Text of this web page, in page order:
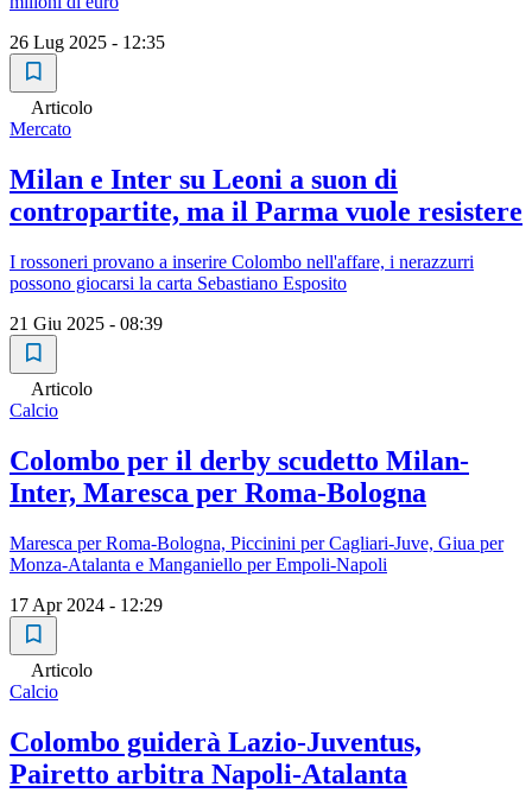
26 Lug 2025 - 12:35
Articolo
Mercato
Milan e Inter su Leoni a suon di
contropartite, ma il Parma vuole resistere
I rossoneri provano a inserire Colombo nell'affare, i nerazzurri
possono giocarsi la carta Sebastiano Esposito
21 Giu 2025 - 08:39
Articolo
Calcio
Colombo per il derby scudetto Milan-
Inter, Maresca per Roma-Bologna
Maresca per Roma-Bologna, Piccinini per Cagliari-Juve, Giua per
Monza-Atalanta e Manganiello per Empoli-Napoli
17 Apr 2024 - 12:29
Articolo
Calcio
Colombo guiderà Lazio-Juventus,
Pairetto arbitra Napoli-Atalanta